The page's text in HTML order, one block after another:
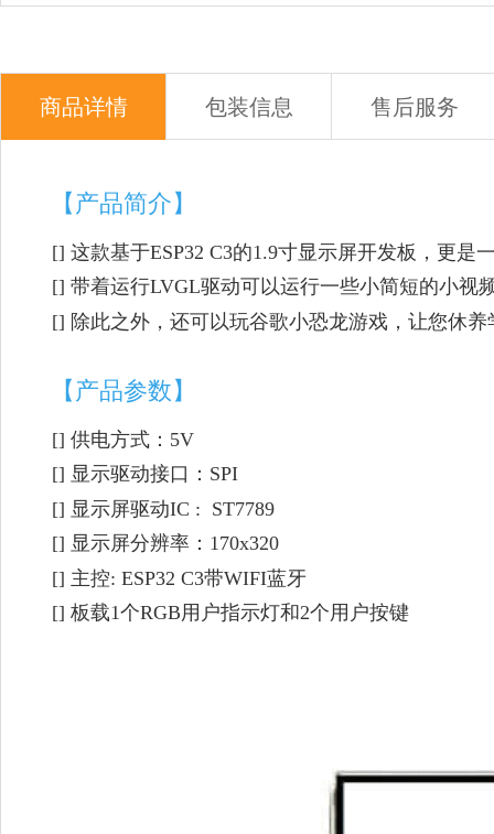
商品详情 包装信息 售后服务
【产品简介】
[] 这款基于ESP32 C3的1.9寸显示屏开发板，更是
[] 带着运行LVGL驱动可以运行一些小简短的小视
[] 除此之外，还可以玩谷歌小恐龙游戏，让您休养
【产品参数】
[] 供电方式：5V
[] 显示驱动接口：SPI
[] 显示屏驱动IC : ST7789
[] 显示屏分辨率：170x320
[] 主控: ESP32 C3带WIFI蓝牙
[] 板载1个RGB用户指示灯和2个用户按键